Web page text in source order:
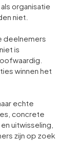
organisatie
niet.
deelnemers
is
winnen het
echte
concrete
uitwisseling,
zijn op zoek